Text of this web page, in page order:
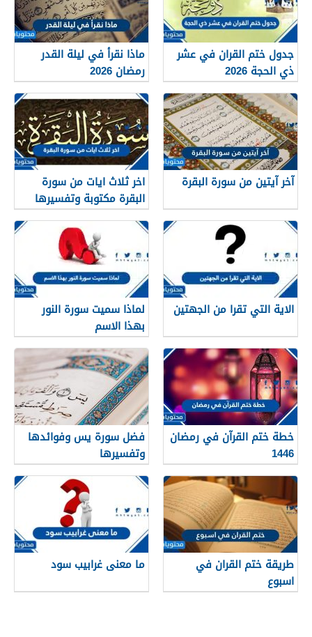
جدول ختم القران في عشر
ذي الحجة 2026
ماذا نقرأ في ليلة القدر
رمضان 2026
آخر آيتين من سورة البقرة
اخر ثلاث ايات من سورة
البقرة مكتوبة وتفسيرها
الاية التي تقرا من الجهتين
لماذا سميت سورة النور
بهذا الاسم
خطة ختم القرآن في رمضان
1446
فضل سورة يس وفوائدها
وتفسيرها
طريقة ختم القران في
اسبوع
ما معنى غرابيب سود